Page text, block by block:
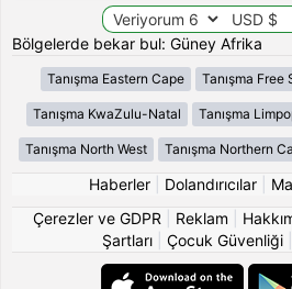
Bölgelerde bekar bul: Güney Afrika
Tanışma Eastern Cape Tanışma Free
Tanışma KwaZulu-Natal Tanışma
Tanışma North West Tanışma Northern
Haberler Dolandırıcılar
Çerezler ve GDPR
Reklam
Şartları| Çocuk Güvenliği|